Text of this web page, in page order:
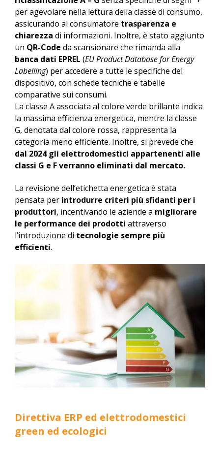
per agevolare nella lettura della classe di consumo,
assicurando al consumatore trasparenza e
chiarezza di informazioni. Inoltre, è stato aggiunto
un QR-Code da scansionare che rimanda alla
banca dati EPREL (EU Product Database for Energy
Labelling) per accedere a tutte le specifiche del
dispositivo, con schede tecniche e tabelle
comparative sui consumi.
La classe A associata al colore verde brillante indica
la massima efficienza energetica, mentre la classe
G, denotata dal colore rossa, rappresenta la
categoria meno efficiente. Inoltre, si prevede che
dal 2024 gli elettrodomestici appartenenti alle
classi G e F verranno eliminati dal mercato.
La revisione dell’etichetta energetica è stata
pensata per introdurre criteri più sfidanti per i
produttori, incentivando le aziende a migliorare
le performance dei prodotti attraverso
l’introduzione di tecnologie sempre più
efficienti.
Direttiva ERP ed elettrodomestici
green ed ecologici